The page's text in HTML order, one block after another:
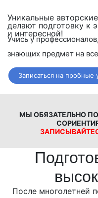
Уникальные
делают подготовку к
и интересной!
Учись у профессионалов,
знающих предмет на все
Записаться на пробные
МЫ ОБЯЗАТЕЛЬНО
После многолетней